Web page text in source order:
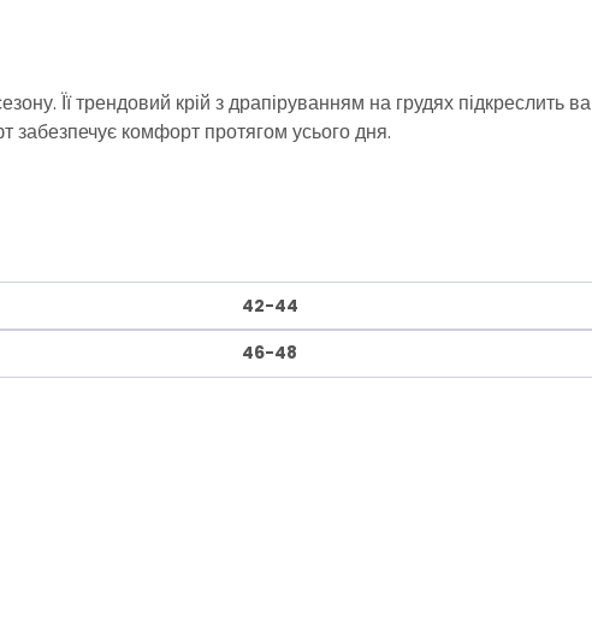
Її трендовий крій з драпіруванням на грудях підкреслить
забезпечує комфорт протягом усього дня.
42-44
46-48